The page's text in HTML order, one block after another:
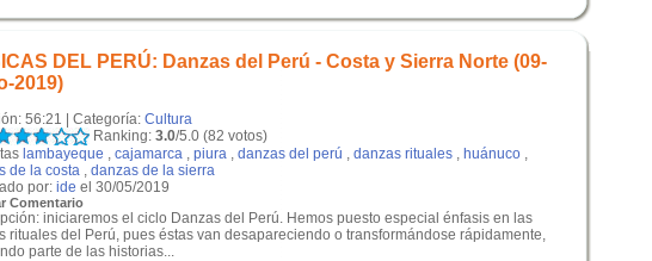
DEL PERÚ: Danzas del Perú - Costa y Sierra Norte (09-
2019)
56:21 | Categoría: Cultura
Ranking: 3.0/5.0 (82 votos)
lambayeque , cajamarca , piura , danzas del perú , danzas rituales , huánuco ,
de la costa , danzas de la sierra
por: ide el 30/05/2019
Comentario
iniciaremos el ciclo Danzas del Perú. Hemos puesto especial énfasis en las
rituales del Perú, pues éstas van desapareciendo o transformándose rápidamente,
parte de las historias...